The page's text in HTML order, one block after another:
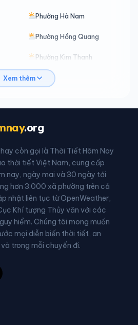
Phường Hà Nam
Phường Hồng Quang
Phường Kim Thanh
Phường Liêm Tuyền
Phường Tam Chúc
Phường Tây Hoa Lư
Phường Thiên Trường
Phường Trung Sơn
Phường Vị Khê
Xem thêm
.org
còn gọi là Thời Tiết Hôm Nay
thời tiết Việt Nam, cung cấp
nay, ngày mai và 30 ngày tới
hơn 3.000 xã phường trên cả
nhật liên tục từ OpenWeather,
Khí tượng Thủy văn với các
hiểm. Chúng tôi mong muốn
mọi diễn biến thời tiết, an
trong mỗi chuyến đi.